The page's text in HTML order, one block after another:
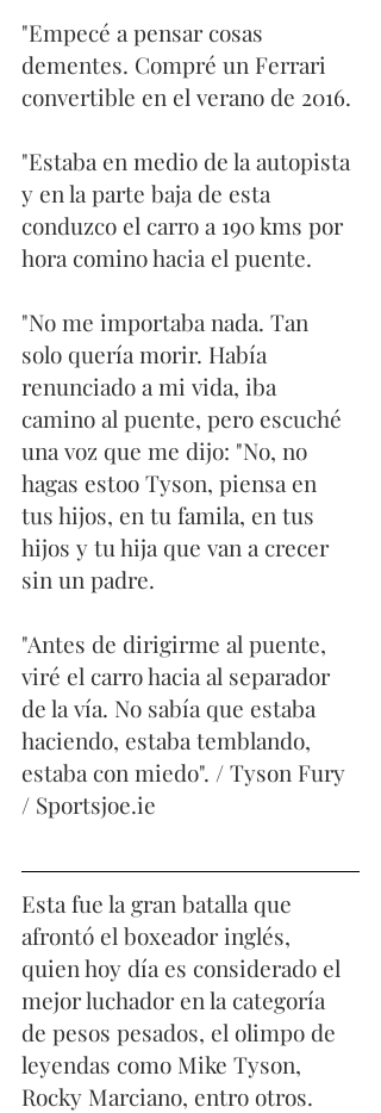
"Empecé a pensar cosas
dementes. Compré un Ferrari
convertible en el verano de 2016.
"Estaba en medio de la autopista
y en la parte baja de esta
conduzco el carro a 190 kms por
hora comino hacia el puente.
"No me importaba nada. Tan
solo quería morir. Había
renunciado a mi vida, iba
camino al puente, pero escuché
una voz que me dijo: "No, no
hagas estoo Tyson, piensa en
tus hijos, en tu famila, en tus
hijos y tu hija que van a crecer
sin un padre.
"Antes de dirigirme al puente,
viré el carro hacia al separador
de la vía. No sabía que estaba
haciendo, estaba temblando,
estaba con miedo". / Tyson Fury
/ Sportsjoe.ie
Esta fue la gran batalla que
afrontó el boxeador inglés,
quien hoy día es considerado el
mejor luchador en la categoría
de pesos pesados, el olimpo de
leyendas como Mike Tyson,
Rocky Marciano, entro otros.